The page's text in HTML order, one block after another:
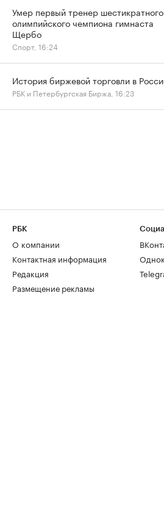
Умер первый тренер шестикратного
олимпийского чемпиона гимнаста
Щербо
Спорт, 16:24
История биржевой торговли в
РБК и Петербургская Биржа, 16:23
РБК
О компании
Контактная информация
Редакция
Размещение рекламы